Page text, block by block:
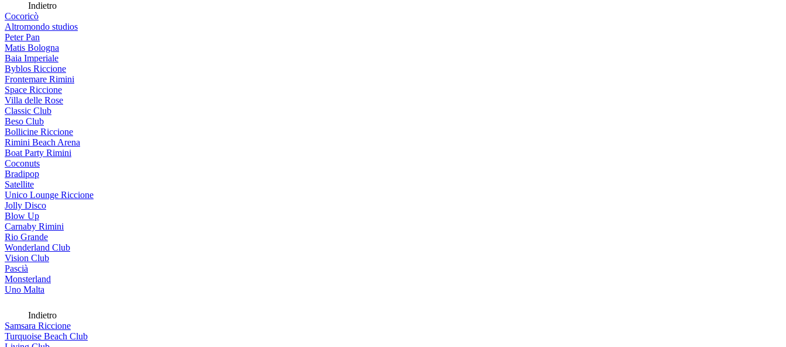
Indietro
Cocoricò
Altromondo studios
Peter Pan
Matis Bologna
Baia Imperiale
Byblos Riccione
Frontemare Rimini
Space Riccione
Villa delle Rose
Classic Club
Beso Club
Bollicine Riccione
Rimini Beach Arena
Boat Party Rimini
Coconuts
Bradipop
Satellite
Unico Lounge Riccione
Jolly Disco
Blow Up
Carnaby Rimini
Rio Grande
Wonderland Club
Vision Club
Pascià
Monsterland
Uno Malta
Indietro
Samsara Riccione
Turquoise Beach Club